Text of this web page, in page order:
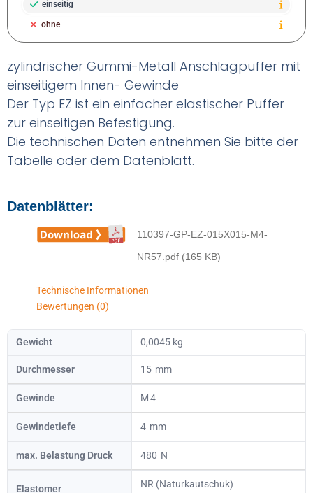
einseitig
ohne
zylindrischer Gummi-Metall Anschlagpuffer mit
einseitigem Innen- Gewinde
Der Typ EZ ist ein einfacher elastischer Puffer
zur einseitigen Befestigung.
Die technischen Daten entnehmen Sie bitte der
Tabelle oder dem Datenblatt.
Datenblätter:
110397-GP-EZ-015X015-M4-
NR57.pdf (165 KB)
Technische Informationen
Bewertungen (0)
Gewicht 0,0045 kg
Durchmesser 15
Gewinde 4
Gewindetiefe 4
max. Belastung Druck 480
Elastomer NR (Naturkautschuk)